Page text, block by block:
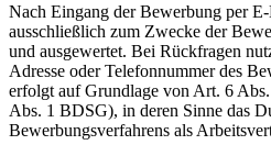
Nach Eingang der Bewerbung per
ausschließlich zum Zwecke der
und ausgewertet. Bei Rückfragen
Adresse oder Telefonnummer des
erfolgt auf Grundlage von Art. 6
Abs. 1 BDSG), in deren Sinne das
Bewerbungsverfahrens als